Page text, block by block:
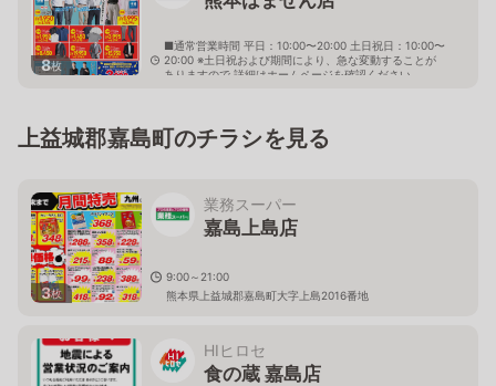
8枚
■通常営業時間 平日：10:00〜20:00 土日祝日：10:00〜
20:00 ※土日祝および期間により、急な変動することが
ありますので 詳細はホームページを確認ください
上益城郡嘉島町のチラシを見る
3枚
業務スーパー
嘉島上島店
9:00～21:00
熊本県上益城郡嘉島町大字上島2016番地
HIヒロセ
食の蔵 嘉島店